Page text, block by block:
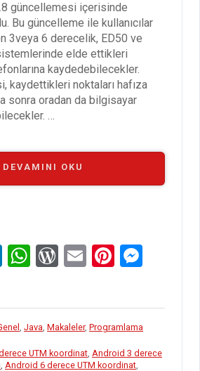
güncellemesi içerisinde
Bu güncelleme ile kullanıcılar
3veya 6 derecelik, ED50 ve
elde ettikleri
kaydedebilecekler.
kaydettikleri noktaları hafıza
sonra oradan da bilgisayar
…
DEVAMINI OKU
Li
ke
dI
n
W
at
s
A
W
d
Pr
es
E
ail
Pi
er
es
t
se
n
g
, Java, Makaleler, Programlama
UTM koordinat, Android 3 derece
, Android 6 derece UTM koordinat,